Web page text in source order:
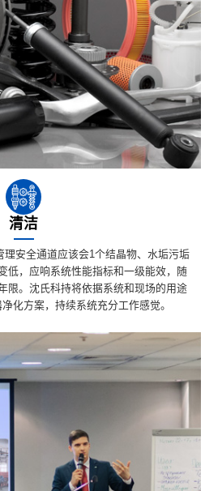
清洁
安全通道应该会1个结晶物、水垢污垢
低，应响系统性能指标和一级能效，随
限。沈氏科持将依据系统和现场的用途
化方案，持续系统充分工作感觉。